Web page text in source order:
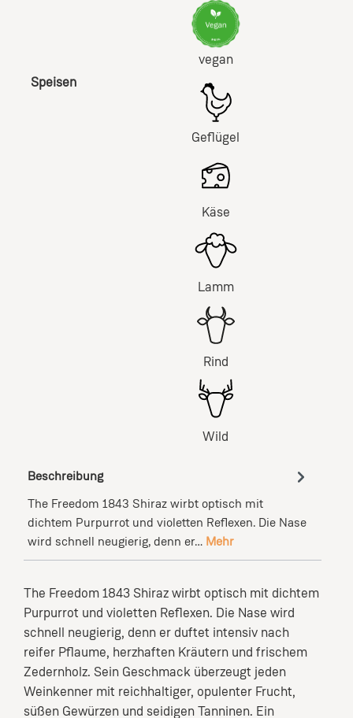
vegan
Speisen
Geflügel
Käse
Lamm
Rind
Wild
Beschreibung
The Freedom 1843 Shiraz wirbt optisch mit
dichtem Purpurrot und violetten Reflexen. Die Nase
wird schnell neugierig, denn er… Mehr
The Freedom 1843 Shiraz wirbt optisch mit dichtem
Purpurrot und violetten Reflexen. Die Nase wird
schnell neugierig, denn er duftet intensiv nach
reifer Pflaume, herzhaften Kräutern und frischem
Zedernholz. Sein Geschmack überzeugt jeden
Weinkenner mit reichhaltiger, opulenter Frucht,
süßen Gewürzen und seidigen Tanninen. Ein